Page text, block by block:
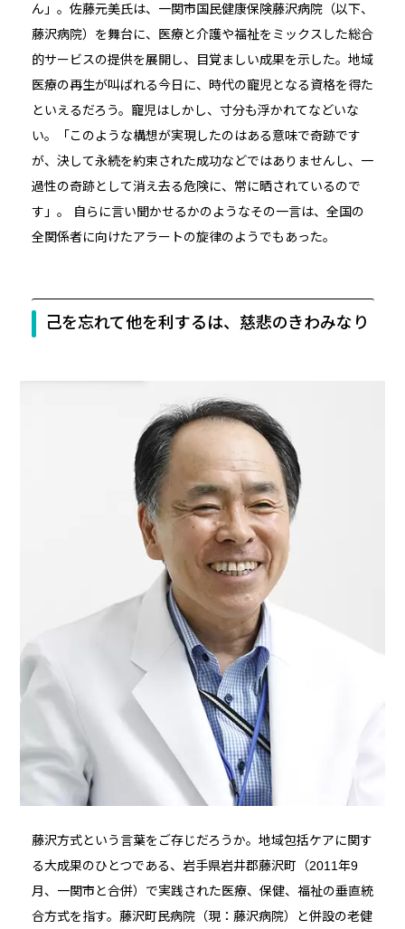
ん」。佐藤元美氏は、一関市国民健康保険藤沢病院（以下、
藤沢病院）を舞台に、医療と介護や福祉をミックスした総合
的サービスの提供を展開し、目覚ましい成果を示した。地域
医療の再生が叫ばれる今日に、時代の寵児となる資格を得た
といえるだろう。寵児はしかし、寸分も浮かれてなどいな
い。「このような構想が実現したのはある意味で奇跡です
が、決して永続を約束された成功などではありませんし、一
過性の奇跡として消え去る危険に、常に晒されているので
す」。 自らに言い聞かせるかのようなその一言は、全国の
全関係者に向けたアラートの旋律のようでもあった。
己を忘れて他を利するは、慈悲のきわみなり
藤沢方式という言葉をご存じだろうか。地域包括ケアに関す
る大成果のひとつである、岩手県岩井郡藤沢町（2011年9
月、一関市と合併）で実践された医療、保健、福祉の垂直統
合方式を指す。藤沢町民病院（現：藤沢病院）と併設の老健